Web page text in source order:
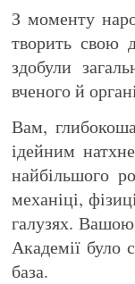
З моменту
творить свою
здобули
вченого й
Вам,
ідейним
найбільшого
механіці,
галузях. Вашою
Академії було
база.